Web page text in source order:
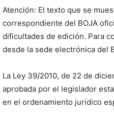
Atención: El texto que se
correspondiente del BOJA
dificultades de edición. Para
desde la sede electrónica del
La Ley 39/2010, de 22 de
aprobada por el legislador
en el ordenamiento jurídico